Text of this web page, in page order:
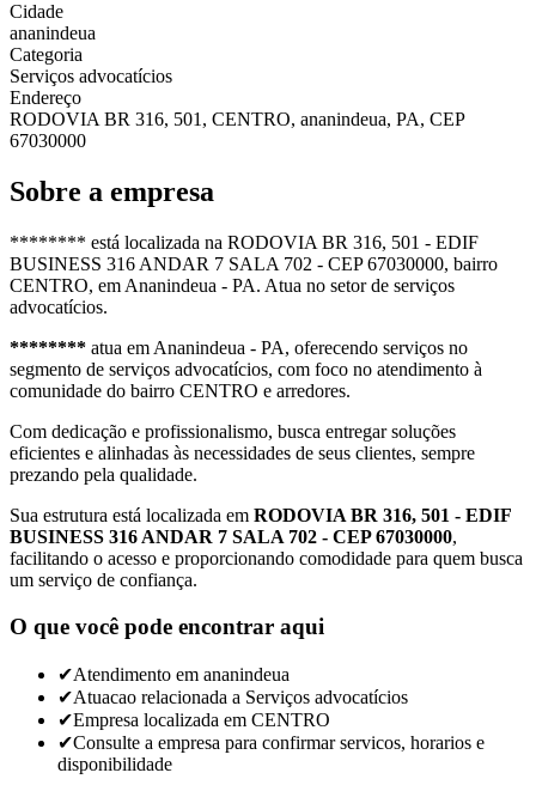
Cidade
ananindeua
Categoria
Serviços advocatícios
Endereço
RODOVIA BR 316, 501, CENTRO, ananindeua, PA, CEP
67030000
Sobre a empresa
******** está localizada na RODOVIA BR 316, 501 - EDIF
BUSINESS 316 ANDAR 7 SALA 702 - CEP 67030000, bairro
CENTRO, em Ananindeua - PA. Atua no setor de serviços
advocatícios.
******** atua em Ananindeua - PA, oferecendo serviços no
segmento de serviços advocatícios, com foco no atendimento à
comunidade do bairro CENTRO e arredores.
Com dedicação e profissionalismo, busca entregar soluções
eficientes e alinhadas às necessidades de seus clientes, sempre
prezando pela qualidade.
Sua estrutura está localizada em RODOVIA BR 316, 501 - EDIF
BUSINESS 316 ANDAR 7 SALA 702 - CEP 67030000,
facilitando o acesso e proporcionando comodidade para quem busca
um serviço de confiança.
O que você pode encontrar aqui
✔Atendimento em ananindeua
✔Atuacao relacionada a Serviços advocatícios
✔Empresa localizada em CENTRO
✔Consulte a empresa para confirmar servicos, horarios e
disponibilidade